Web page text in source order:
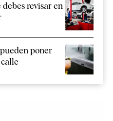
debes revisar en
poner